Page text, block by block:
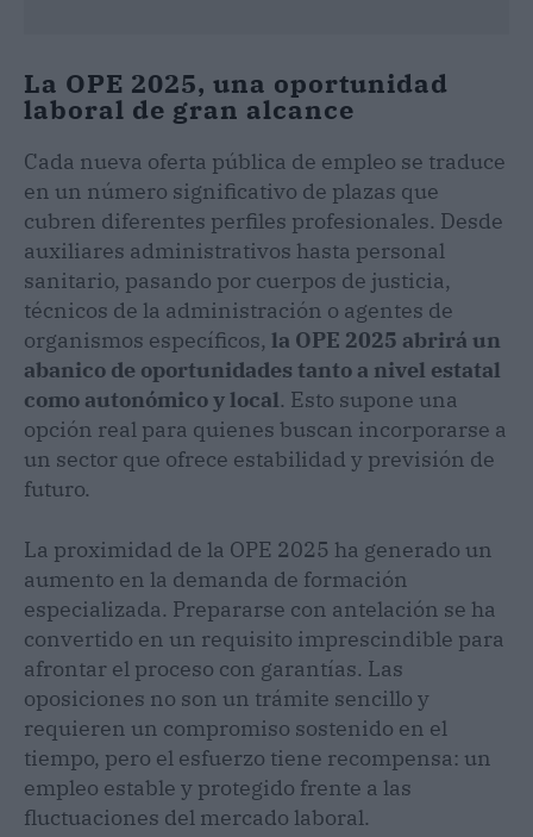
La OPE 2025, una oportunidad
laboral de gran alcance
Cada nueva oferta pública de empleo se traduce
en un número significativo de plazas que
cubren diferentes perfiles profesionales. Desde
auxiliares administrativos hasta personal
sanitario, pasando por cuerpos de justicia,
técnicos de la administración o agentes de
organismos específicos, la OPE 2025 abrirá un
abanico de oportunidades tanto a nivel estatal
como autonómico y local. Esto supone una
opción real para quienes buscan incorporarse a
un sector que ofrece estabilidad y previsión de
futuro.
La proximidad de la OPE 2025 ha generado un
aumento en la demanda de formación
especializada. Prepararse con antelación se ha
convertido en un requisito imprescindible para
afrontar el proceso con garantías. Las
oposiciones no son un trámite sencillo y
requieren un compromiso sostenido en el
tiempo, pero el esfuerzo tiene recompensa: un
empleo estable y protegido frente a las
fluctuaciones del mercado laboral.